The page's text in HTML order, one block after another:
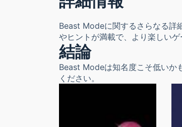
Beast Modeに関するさらなる詳
やヒントが満載で、より楽しいゲ
結論
Beast Modeは知名度こそ低いか
ください。